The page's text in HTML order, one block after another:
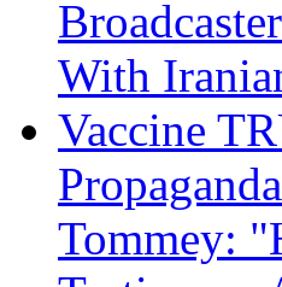
With
Vaccine
Tommey: